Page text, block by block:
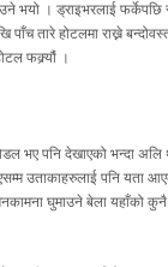
भयो । ड्राइभरलाई
तारे होटलमा राख्ने
फक्र्यौं ।
भए पनि देखाएको भन्दा अलि
उताकाहरुलाई पनि यता
घुमाउने बेला यहाँको कुनै